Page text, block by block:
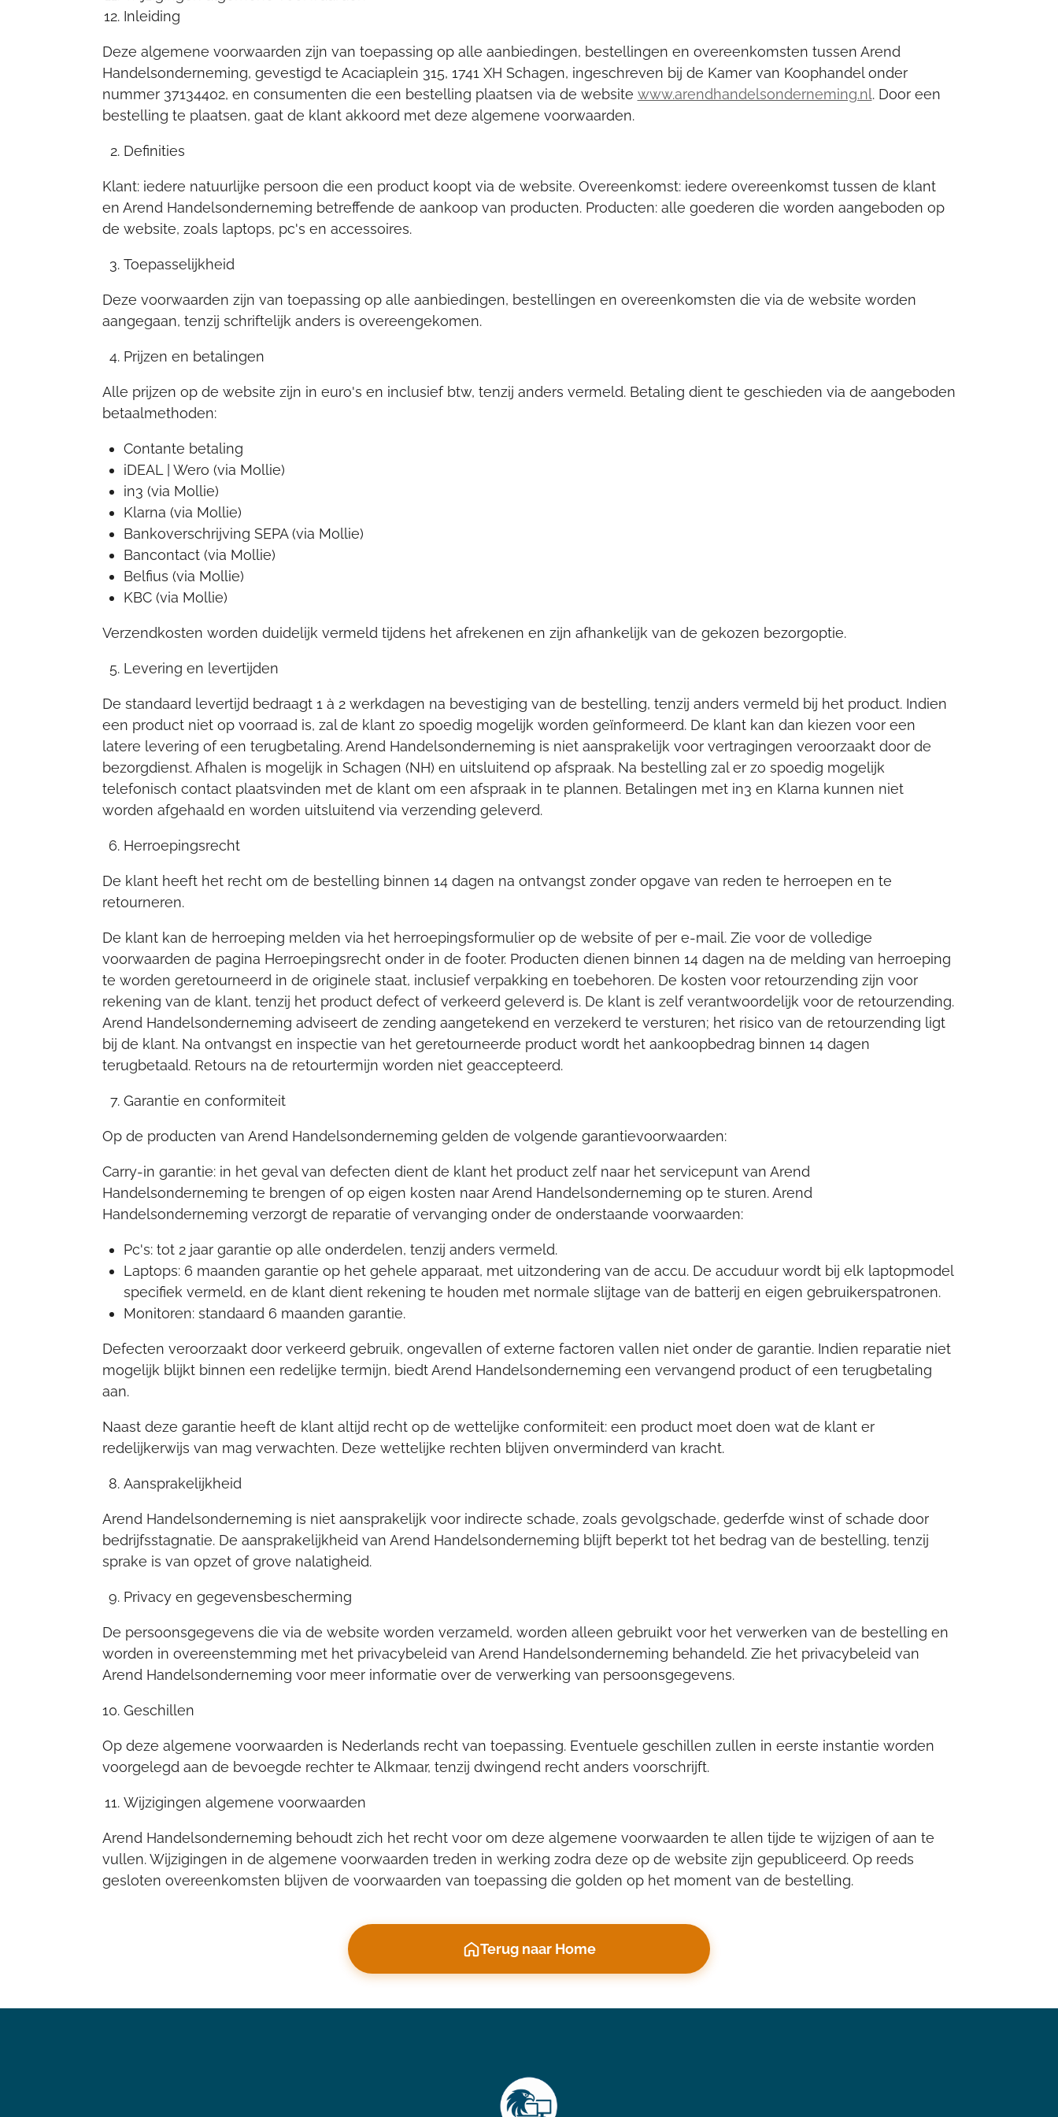
Inleiding
Deze algemene voorwaarden zijn van toepassing op alle aanbiedingen, bestellingen en overeenkomsten tussen Arend
Handelsonderneming, gevestigd te Acaciaplein 315, 1741 XH Schagen, ingeschreven bij de Kamer van Koophandel onder
nummer 37134402, en consumenten die een bestelling plaatsen via de website www.arendhandelsonderneming.nl. Door een
bestelling te plaatsen, gaat de klant akkoord met deze algemene voorwaarden.
Definities
Klant: iedere natuurlijke persoon die een product koopt via de website. Overeenkomst: iedere overeenkomst tussen de klant
en Arend Handelsonderneming betreffende de aankoop van producten. Producten: alle goederen die worden aangeboden op
de website, zoals laptops, pc's en accessoires.
Toepasselijkheid
Deze voorwaarden zijn van toepassing op alle aanbiedingen, bestellingen en overeenkomsten die via de website worden
aangegaan, tenzij schriftelijk anders is overeengekomen.
Prijzen en betalingen
Alle prijzen op de website zijn in euro's en inclusief btw, tenzij anders vermeld. Betaling dient te geschieden via de aangeboden
betaalmethoden:
Contante betaling
iDEAL | Wero (via Mollie)
in3 (via Mollie)
Klarna (via Mollie)
Bankoverschrijving SEPA (via Mollie)
Bancontact (via Mollie)
Belfius (via Mollie)
KBC (via Mollie)
Verzendkosten worden duidelijk vermeld tijdens het afrekenen en zijn afhankelijk van de gekozen bezorgoptie.
Levering en levertijden
De standaard levertijd bedraagt 1 à 2 werkdagen na bevestiging van de bestelling, tenzij anders vermeld bij het product. Indien
een product niet op voorraad is, zal de klant zo spoedig mogelijk worden geïnformeerd. De klant kan dan kiezen voor een
latere levering of een terugbetaling. Arend Handelsonderneming is niet aansprakelijk voor vertragingen veroorzaakt door de
bezorgdienst. Afhalen is mogelijk in Schagen (NH) en uitsluitend op afspraak. Na bestelling zal er zo spoedig mogelijk
telefonisch contact plaatsvinden met de klant om een afspraak in te plannen. Betalingen met in3 en Klarna kunnen niet
worden afgehaald en worden uitsluitend via verzending geleverd.
Herroepingsrecht
De klant heeft het recht om de bestelling binnen 14 dagen na ontvangst zonder opgave van reden te herroepen en te
retourneren.
De klant kan de herroeping melden via het herroepingsformulier op de website of per e-mail. Zie voor de volledige
voorwaarden de pagina Herroepingsrecht onder in de footer. Producten dienen binnen 14 dagen na de melding van herroeping
te worden geretourneerd in de originele staat, inclusief verpakking en toebehoren. De kosten voor retourzending zijn voor
rekening van de klant, tenzij het product defect of verkeerd geleverd is. De klant is zelf verantwoordelijk voor de retourzending.
Arend Handelsonderneming adviseert de zending aangetekend en verzekerd te versturen; het risico van de retourzending ligt
bij de klant. Na ontvangst en inspectie van het geretourneerde product wordt het aankoopbedrag binnen 14 dagen
terugbetaald. Retours na de retourtermijn worden niet geaccepteerd.
Garantie en conformiteit
Op de producten van Arend Handelsonderneming gelden de volgende garantievoorwaarden:
Carry-in garantie: in het geval van defecten dient de klant het product zelf naar het servicepunt van Arend
Handelsonderneming te brengen of op eigen kosten naar Arend Handelsonderneming op te sturen. Arend
Handelsonderneming verzorgt de reparatie of vervanging onder de onderstaande voorwaarden:
Pc's: tot 2 jaar garantie op alle onderdelen, tenzij anders vermeld.
Laptops: 6 maanden garantie op het gehele apparaat, met uitzondering van de accu. De accuduur wordt bij elk laptopmodel
specifiek vermeld, en de klant dient rekening te houden met normale slijtage van de batterij en eigen gebruikerspatronen.
Monitoren: standaard 6 maanden garantie.
Defecten veroorzaakt door verkeerd gebruik, ongevallen of externe factoren vallen niet onder de garantie. Indien reparatie niet
mogelijk blijkt binnen een redelijke termijn, biedt Arend Handelsonderneming een vervangend product of een terugbetaling
aan.
Naast deze garantie heeft de klant altijd recht op de wettelijke conformiteit: een product moet doen wat de klant er
redelijkerwijs van mag verwachten. Deze wettelijke rechten blijven onverminderd van kracht.
Aansprakelijkheid
Arend Handelsonderneming is niet aansprakelijk voor indirecte schade, zoals gevolgschade, gederfde winst of schade door
bedrijfsstagnatie. De aansprakelijkheid van Arend Handelsonderneming blijft beperkt tot het bedrag van de bestelling, tenzij
sprake is van opzet of grove nalatigheid.
Privacy en gegevensbescherming
De persoonsgegevens die via de website worden verzameld, worden alleen gebruikt voor het verwerken van de bestelling en
worden in overeenstemming met het privacybeleid van Arend Handelsonderneming behandeld. Zie het privacybeleid van
Arend Handelsonderneming voor meer informatie over de verwerking van persoonsgegevens.
Geschillen
Op deze algemene voorwaarden is Nederlands recht van toepassing. Eventuele geschillen zullen in eerste instantie worden
voorgelegd aan de bevoegde rechter te Alkmaar, tenzij dwingend recht anders voorschrijft.
Wijzigingen algemene voorwaarden
Arend Handelsonderneming behoudt zich het recht voor om deze algemene voorwaarden te allen tijde te wijzigen of aan te
vullen. Wijzigingen in de algemene voorwaarden treden in werking zodra deze op de website zijn gepubliceerd. Op reeds
gesloten overeenkomsten blijven de voorwaarden van toepassing die golden op het moment van de bestelling.
Terug naar Home